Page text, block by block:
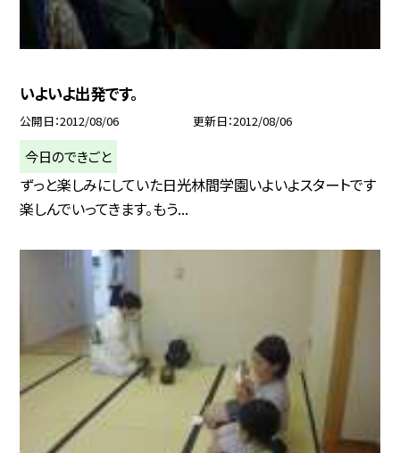
いよいよ出発です。
公開日 2012/08/06 更新日 2012/08/06
今日のできごと
ずっと楽しみにしていた日光林間学園いよいよスタートです
楽しんでいってきます。もう...